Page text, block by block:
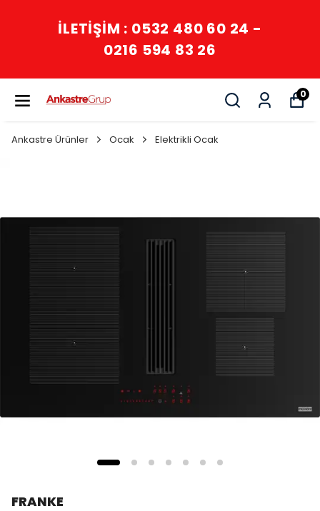
İLETİŞİM : 0532 480 60 24 -
0216 594 83 26
0
Ankastre Ürünler Ocak Elektrikli Ocak
FRANKE